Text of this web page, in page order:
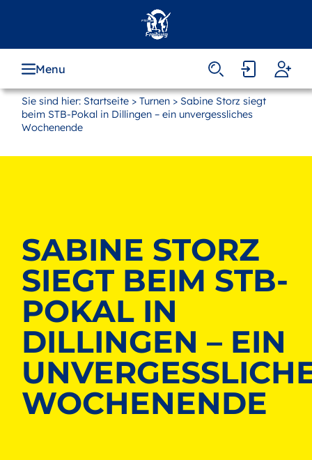
Menu
Sie sind hier: Startseite> Turnen> Sabine Storz siegt
beim STB-Pokal in Dillingen – ein unvergessliches
Wochenende
SABINE STORZ
SIEGT BEIM STB-
POKAL IN
DILLINGEN – EIN
WOCHENENDE